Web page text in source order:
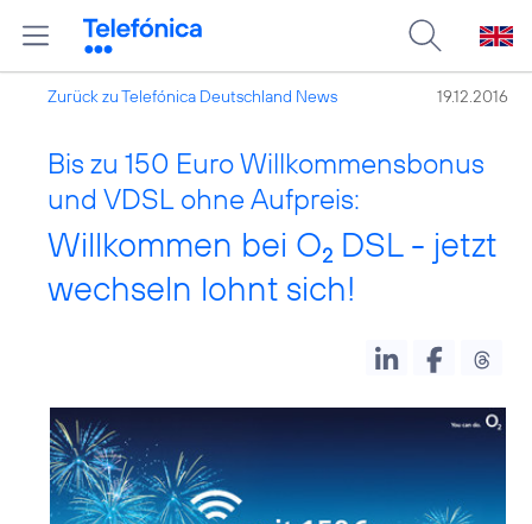
Zurück zu Telefónica Deutschland News 19.12.2016
Bis zu 150 Euro Willkommensbonus
und VDSL ohne Aufpreis:
Willkommen bei O2 DSL - jetzt
wechseln lohnt sich!